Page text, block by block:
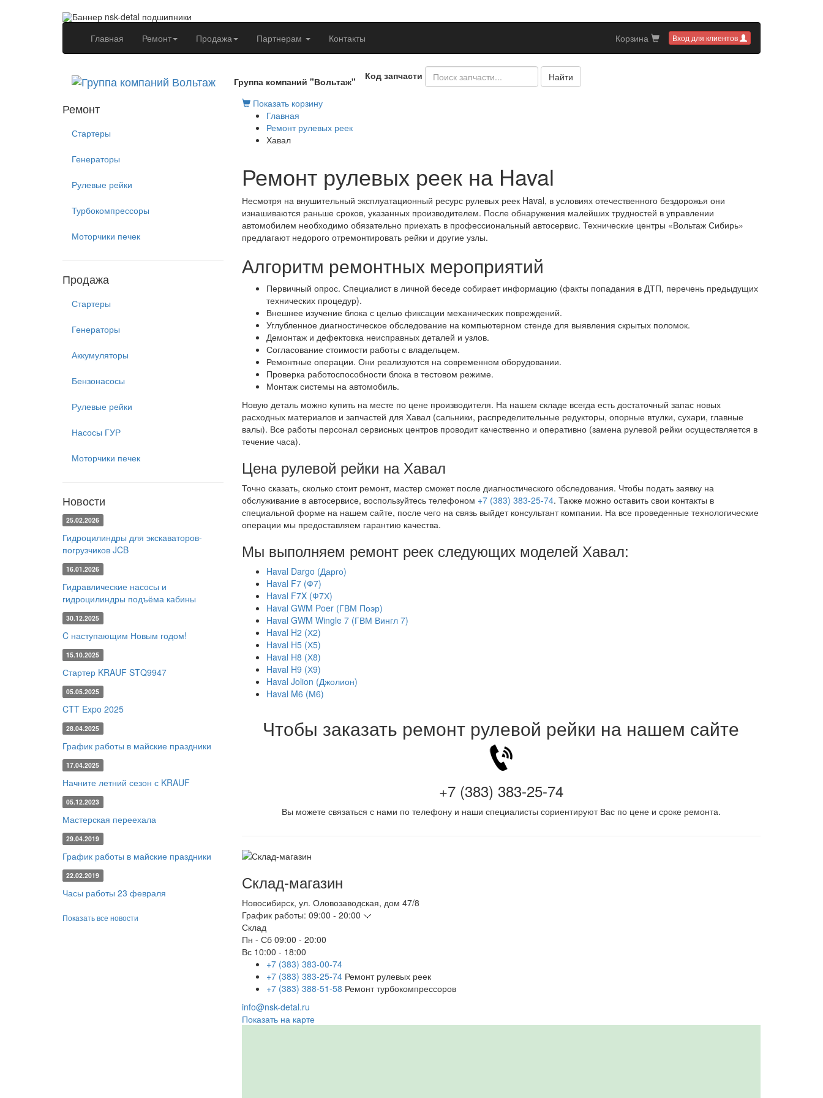
Главная (current)Ремонт Продажа Партнерам Контакты Вход для клиентов
Корзина
Группа компаний "Вольтаж"
Код запчасти Найти
Ремонт
Стартеры
Генераторы
Рулевые рейки
Турбокомпрессоры
Моторчики печек
Продажа
Стартеры
Генераторы
Аккумуляторы
Бензонасосы
Рулевые рейки
Насосы ГУР
Моторчики печек
Новости
25.02.2026
Гидроцилиндры для экскаваторов-
погрузчиков JCB
16.01.2026
Гидравлические насосы и
гидроцилиндры подъёма кабины
30.12.2025
C наступающим Новым годом!
15.10.2025
Стартер KRAUF STQ9947
05.05.2025
CTT Expo 2025
28.04.2025
График работы в майские праздники
17.04.2025
Начните летний сезон с KRAUF
05.12.2023
Мастерская переехала
29.04.2019
График работы в майские праздники
22.02.2019
Часы работы 23 февраля
Показать все новости
Показать корзину
Главная
Ремонт рулевых реек
Хавал
Ремонт рулевых реек на Haval
Несмотря на внушительный эксплуатационный ресурс рулевых реек Haval, в условиях отечественного бездорожья они
изнашиваются раньше сроков, указанных производителем. После обнаружения малейших трудностей в управлении
автомобилем необходимо обязательно приехать в профессиональный автосервис. Технические центры «Вольтаж Сибирь»
предлагают недорого отремонтировать рейки и другие узлы.
Алгоритм ремонтных мероприятий
Первичный опрос. Специалист в личной беседе собирает информацию (факты попадания в ДТП, перечень предыдущих
технических процедур).
Внешнее изучение блока с целью фиксации механических повреждений.
Углубленное диагностическое обследование на компьютерном стенде для выявления скрытых поломок.
Демонтаж и дефектовка неисправных деталей и узлов.
Согласование стоимости работы с владельцем.
Ремонтные операции. Они реализуются на современном оборудовании.
Проверка работоспособности блока в тестовом режиме.
Монтаж системы на автомобиль.
Новую деталь можно купить на месте по цене производителя. На нашем складе всегда есть достаточный запас новых
расходных материалов и запчастей для Хавал (сальники, распределительные редукторы, опорные втулки, сухари, главные
валы). Все работы персонал сервисных центров проводит качественно и оперативно (замена рулевой рейки осуществляется в
течение часа).
Цена рулевой рейки на Хавал
Точно сказать, сколько стоит ремонт, мастер сможет после диагностического обследования. Чтобы подать заявку на
обслуживание в автосервисе, воспользуйтесь телефоном +7 (383) 383-25-74. Также можно оставить свои контакты в
специальной форме на нашем сайте, после чего на связь выйдет консультант компании. На все проведенные технологические
операции мы предоставляем гарантию качества.
Мы выполняем ремонт реек следующих моделей Хавал:
Haval Dargo (Дарго)
Haval F7 (Ф7)
Haval F7X (Ф7Х)
Haval GWM Poer (ГВМ Поэр)
Haval GWM Wingle 7 (ГВМ Вингл 7)
Haval H2 (Х2)
Haval H5 (Х5)
Haval H8 (Х8)
Haval H9 (Х9)
Haval Jolion (Джолион)
Haval M6 (М6)
Чтобы заказать ремонт рулевой рейки на нашем сайте
+7 (383) 383-25-74
Вы можете связаться с нами по телефону и наши специалисты сориентируют Вас по цене и сроке ремонта.
Склад-магазин
Новосибирск, ул. Оловозаводская, дом 47/8
График работы: 09:00 - 20:00
Склад
Пн - Сб 09:00 - 20:00
Вс 10:00 - 18:00
+7 (383) 383-00-74
+7 (383) 383-25-74 Ремонт рулевых реек
+7 (383) 388-51-58 Ремонт турбокомпрессоров
info@nsk-detal.ru
Показать на карте